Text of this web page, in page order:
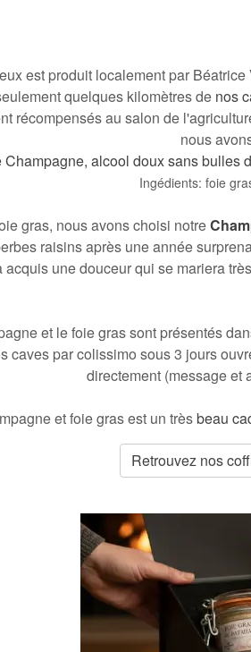
est produit localement par
quelques kilomètres de nos
récompensés au salon de
nous
Champagne, alcool doux sans bulles
Ingédients: foie
gras, nous avons choisi notre
raisins après une année
une douceur qui se mariera
et le foie gras sont présentés
caves par colissimo sous 3 jours
directement (message et
et foie gras est un trèsbeau
Retrouvez nos